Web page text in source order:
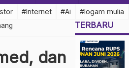
#Internet #Ai #logam mulia
dan
TERBARU